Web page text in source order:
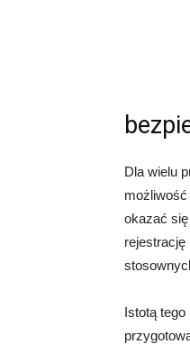
Dla wielu
możliwość
okazać
rejestrację
Istotą